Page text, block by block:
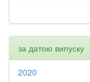
за датою випуску
2020